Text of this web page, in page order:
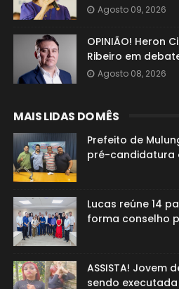
Agosto 09, 2026
OPINIÃO! Heron
Ribeiro em
Agosto 08, 2026
MAIS LIDAS DO MÊS
Prefeito de
pré-candidatura
Lucas reúne 14
forma conselho
ASSISTA! Jovem
sendo